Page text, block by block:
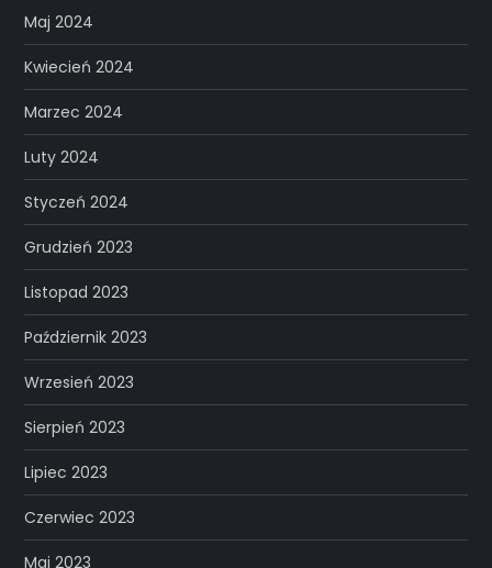
Maj 2024
Kwiecień 2024
Marzec 2024
Luty 2024
Styczeń 2024
Grudzień 2023
Listopad 2023
Październik 2023
Wrzesień 2023
Sierpień 2023
Lipiec 2023
Czerwiec 2023
Maj 2023